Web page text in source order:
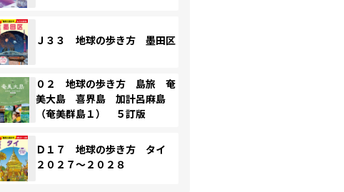
Ｊ３３ 地球の歩き方 墨田区
０２ 地球の歩き方 島旅 奄
美大島 喜界島 加計呂麻島
（奄美群島１） ５訂版
Ｄ１７ 地球の歩き方 タイ
２０２７～２０２８